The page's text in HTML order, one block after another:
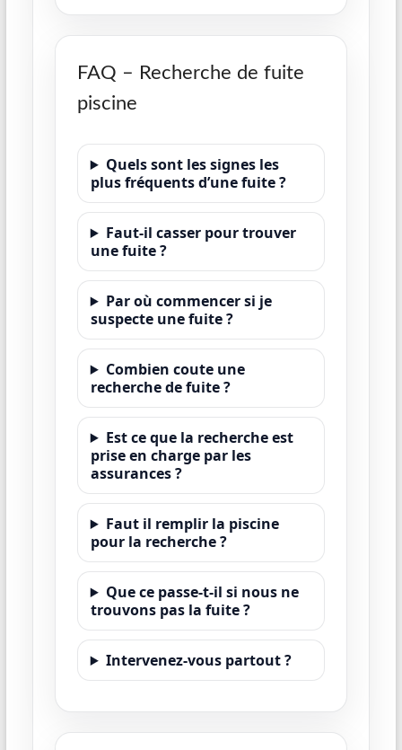
FAQ – Recherche de fuite
piscine
Quels sont les signes les
plus fréquents d’une fuite ?
Faut-il casser pour trouver
une fuite ?
Par où commencer si je
suspecte une fuite ?
Combien coute une
recherche de fuite ?
Est ce que la recherche est
prise en charge par les
assurances ?
Faut il remplir la piscine
pour la recherche ?
Que ce passe-t-il si nous ne
trouvons pas la fuite ?
Intervenez-vous partout ?